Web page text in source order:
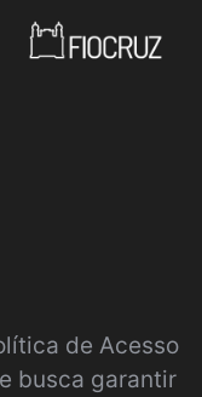
de Acesso
busca garantir